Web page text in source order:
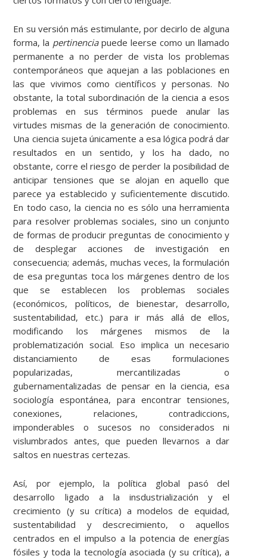
En su versión más estimulante, por decirlo de alguna
forma, la pertinenciapuede leerse como un llamado
permanente a no perder de vista los problemas
contemporáneos que aquejan a las poblaciones en
las que vivimos como científicos y personas. No
obstante, la total subordinación de la ciencia a esos
problemas en sus términos puede anular las
virtudes mismas de la generación de conocimiento.
Una ciencia sujeta únicamente a esa lógica podrá dar
resultados en un sentido, y los ha dado, no
obstante, corre el riesgo de perder la posibilidad de
anticipar tensiones que se alojan en aquello que
parece ya establecido y suficientemente discutido.
En todo caso, la ciencia no es sólo una herramienta
para resolver problemas sociales, sino un conjunto
de formas de producir preguntas de conocimiento y
de desplegar acciones de investigación en
consecuencia; además, muchas veces, la formulación
de esa preguntas toca los márgenes dentro de los
que se establecen los problemas sociales
(económicos, políticos, de bienestar, desarrollo,
sustentabilidad, etc.) para ir más allá de ellos,
modificando los márgenes mismos de la
problematización social. Eso implica un necesario
distanciamiento de esas formulaciones
popularizadas, mercantilizadas o
gubernamentalizadas de pensar en la ciencia, esa
sociología espontánea, para encontrar tensiones,
conexiones, relaciones, contradiccions,
imponderables o sucesos no considerados ni
vislumbrados antes, que pueden llevarnos a dar
saltos en nuestras certezas.
Así, por ejemplo, la política global pasó del
desarrollo ligado a la insdustrialización y el
crecimiento (y su crítica) a modelos de equidad,
sustentabilidad y descrecimiento, o aquellos
centrados en el impulso a la potencia de energías
fósiles y toda la tecnología asociada (y su crítica), a